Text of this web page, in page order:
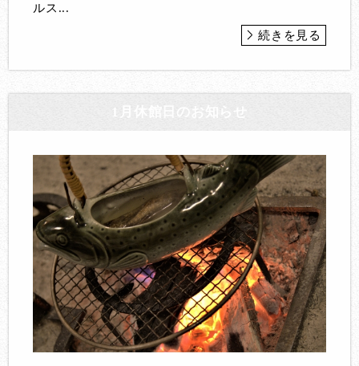
ルス...
続きを見る
1月休館日のお知らせ